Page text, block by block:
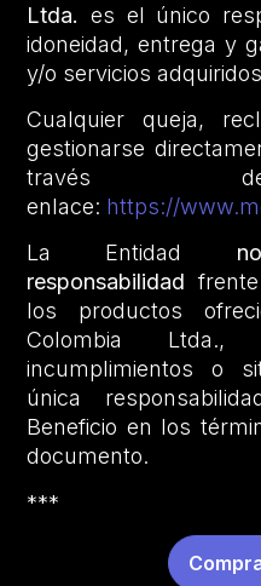
Ltda. es el único
idoneidad, entrega y
y/o servicios
Cualquier queja,
gestionarse
través
enlace: https://
La Entidad
responsabilidad
los productos
Colombia
incumplimientos o
única
Beneficio en los
documento.
***